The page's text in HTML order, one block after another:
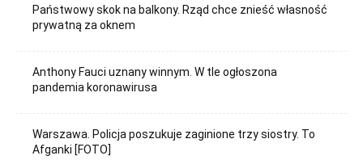
Państwowy skok na balkony. Rząd chce znieść własność
prywatną za oknem
Anthony Fauci uznany winnym. W tle ogłoszona
pandemia koronawirusa
Warszawa. Policja poszukuje zaginione trzy siostry. To
Afganki [FOTO]